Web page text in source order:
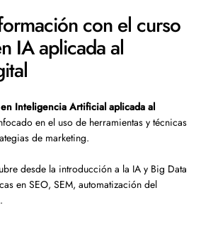
con el curso
IA aplicada al
Inteligencia Artificial aplicada al
en el uso de herramientas y técnicas
de marketing.
desde la introducción a la IA y Big Data
en SEO, SEM, automatización del